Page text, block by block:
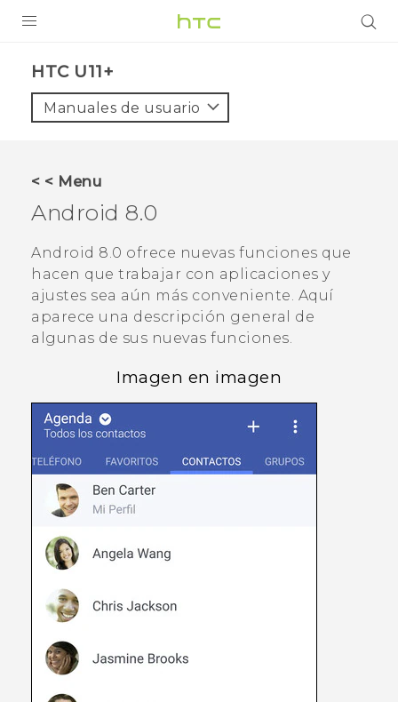
VIVE
AYUDA
Dispositivos y accesorios HTC
Iniciar sesión
HTC U11+‎
Manuales de usuario
< < Menu
Android 8.0
Android 8.0 ofrece nuevas funciones que
hacen que trabajar con aplicaciones y
ajustes sea aún más conveniente. Aquí
aparece una descripción general de
algunas de sus nuevas funciones.
Imagen en imagen